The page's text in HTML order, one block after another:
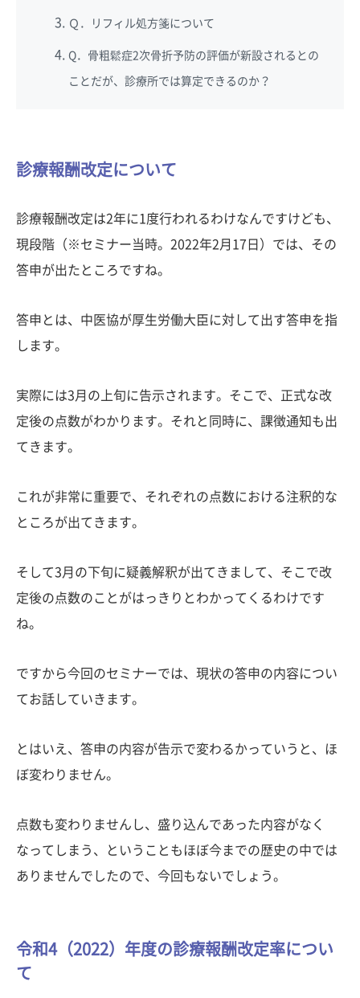
Ｑ．リフィル処方箋について
Q．骨粗鬆症2次骨折予防の評価が新設されるとの
ことだが、診療所では算定できるのか？
診療報酬改定について
診療報酬改定は2年に1度行われるわけなんですけども、
現段階（※セミナー当時。2022年2月17日）では、その
答申が出たところですね。
答申とは、中医協が厚生労働大臣に対して出す答申を指
します。
実際には3月の上旬に告示されます。そこで、正式な改
定後の点数がわかります。それと同時に、課徴通知も出
てきます。
これが非常に重要で、それぞれの点数における注釈的な
ところが出てきます。
そして3月の下旬に疑義解釈が出てきまして、そこで改
定後の点数のことがはっきりとわかってくるわけです
ね。
ですから今回のセミナーでは、現状の答申の内容につい
てお話していきます。
とはいえ、答申の内容が告示で変わるかっていうと、ほ
ぼ変わりません。
点数も変わりませんし、盛り込んであった内容がなく
なってしまう、ということもほぼ今までの歴史の中では
ありませんでしたので、今回もないでしょう。
令和4（2022）年度の診療報酬改定率につい
て